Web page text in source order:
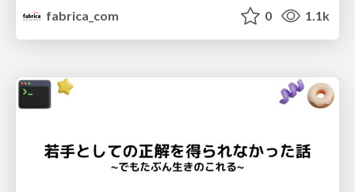
fabrica_com
0 1.1k